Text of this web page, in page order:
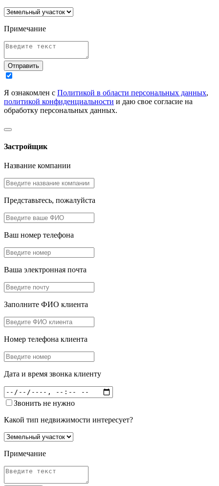
Примечание
Отправить
Я ознакомлен с Политикой в области персональных данных,
политикой конфиденциальности и даю свое согласие на
обработку персональных данных.
Застройщик
Название компании
Представьтесь, пожалуйста
Ваш номер телефона
Ваша электронная почта
Заполните ФИО клиента
Номер телефона клиента
Дата и время звонка клиенту
Звонить не нужно
Какой тип недвижимости интересует?
Примечание